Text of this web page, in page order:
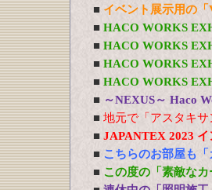
■ イベント展示用の
■ HACO WORKS
■ HACO WORKS
■ HACO WORKS
■ HACO WORKS
■ ～NEXUS～ Haco
■ 地元で「アスタキ
■ JAPANTEX 2023
■ こちらのお部屋も「
■ この度の「素敵な